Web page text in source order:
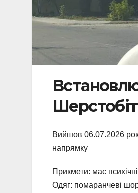
Вийшов 06.07.2026
напрямку
Прикмети: має
Одяг: помаранчеві